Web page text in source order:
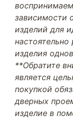
зависимости
изделий для
изделия
**Обратите
является
покупкой
дверных
изделие в